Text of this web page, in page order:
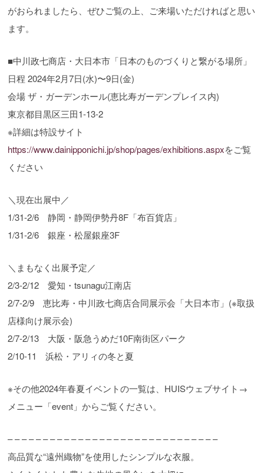
がおられましたら、ぜひご覧の上、ご来場いただければと思い
ます。
■中川政七商店・大日本市「日本のものづくりと繋がる場所」
日程 2024年2月7日(水)〜9日(金)
会場 ザ・ガーデンホール(恵比寿ガーデンプレイス内)
東京都目黒区三田1-13-2
※詳細は特設サイト
https://www.dainipponichi.jp/shop/pages/exhibitions.aspxをご覧
ください
＼現在出展中／
1/31-2/6 静岡・静岡伊勢丹8F「布百貨店」
1/31-2/6 銀座・松屋銀座3F
＼まもなく出展予定／
2/3-2/12 愛知・tsunagu江南店
2/7-2/9 恵比寿・中川政七商店合同展示会「大日本市」(※取扱
店様向け展示会)
2/7-2/13 大阪・阪急うめだ10F南街区パーク
2/10-11 浜松・アリィの冬と夏
※その他2024年春夏イベントの一覧は、HUISウェブサイト→
メニュー「event」からご覧ください。
– – – – – – – – – – – – – – – – – – – – – – – – – – – – – –
高品質な“遠州織物”を使用したシンプルな衣服。